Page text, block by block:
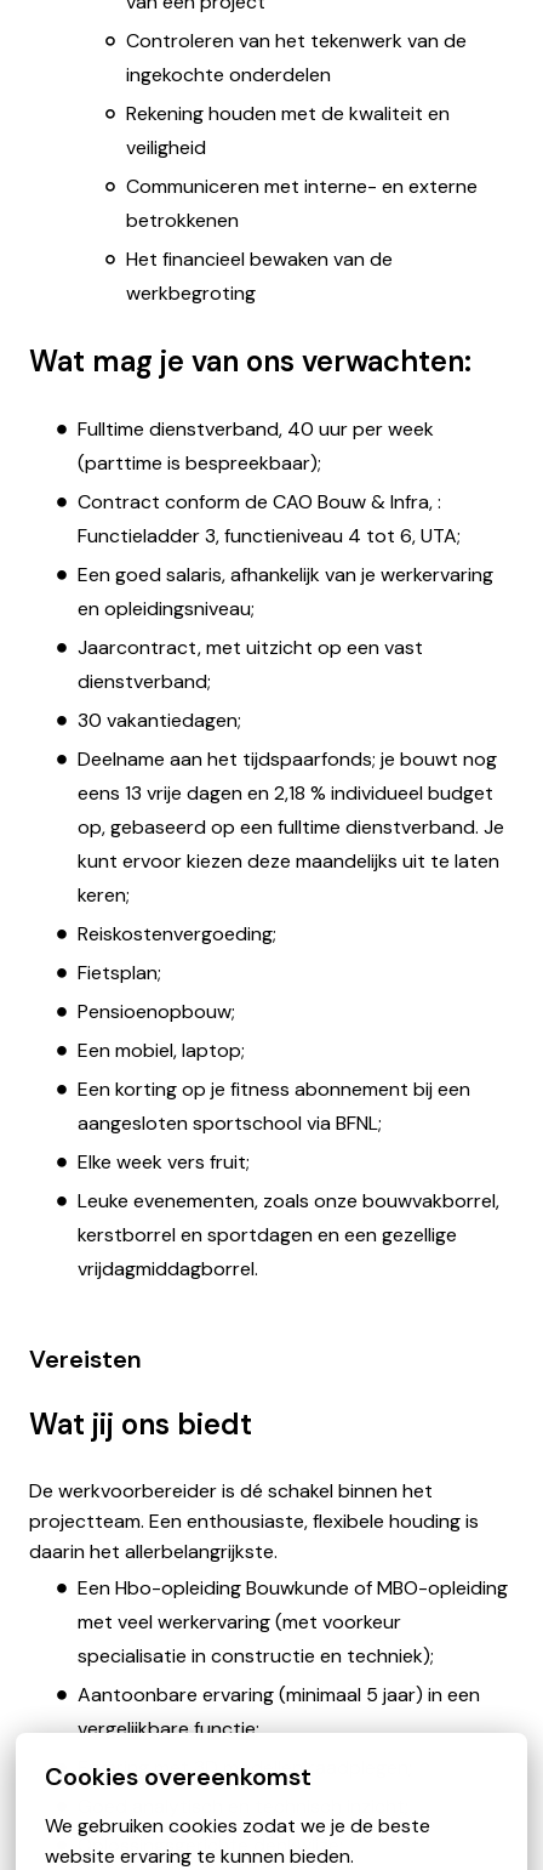
Cookies overeenkomst
We gebruiken cookies zodat we je de beste
website ervaring te kunnen bieden.
Controleren van het tekenwerk van de
ingekochte onderdelen
Rekening houden met de kwaliteit en
veiligheid
Communiceren met interne- en externe
betrokkenen
Het financieel bewaken van de
werkbegroting
Wat mag je van ons verwachten:
Fulltime dienstverband, 40 uur per week
(parttime is bespreekbaar);
Contract conform de CAO Bouw & Infra, :
Functieladder 3, functieniveau 4 tot 6, UTA;
Een goed salaris, afhankelijk van je werkervaring
en opleidingsniveau;
Jaarcontract, met uitzicht op een vast
dienstverband;
30 vakantiedagen;
Deelname aan het tijdspaarfonds; je bouwt nog
eens 13 vrije dagen en 2,18 % individueel budget
op, gebaseerd op een fulltime dienstverband. Je
kunt ervoor kiezen deze maandelijks uit te laten
keren;
Reiskostenvergoeding;
Fietsplan;
Pensioenopbouw;
Een mobiel, laptop;
Een korting op je fitness abonnement bij een
aangesloten sportschool via BFNL;
Elke week vers fruit;
Leuke evenementen, zoals onze bouwvakborrel,
kerstborrel en sportdagen en een gezellige
vrijdagmiddagborrel.
Vereisten
Wat jij ons biedt
De werkvoorbereider is dé schakel binnen het
projectteam. Een enthousiaste, flexibele houding is
daarin het allerbelangrijkste.
Een Hbo-opleiding Bouwkunde of MBO-opleiding
met veel werkervaring (met voorkeur
specialisatie in constructie en techniek);
Aantoonbare ervaring (minimaal 5 jaar) in een
vergelijkbare functie;
Ervaring met 3D modellen raadplegen;
Oplossingsgerichte denkwijze;